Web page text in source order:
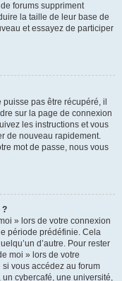
forums suppriment
la taille de leur base de
et essayez de participer
pas être récupéré, il
sur la page de connexion
les instructions et vous
de nouveau rapidement.
mot de passe, nous vous
?
» lors de votre connexion
période prédéfinie. Cela
d’autre. Pour rester
moi » lors de votre
vous accédez au forum
cybercafé, une université,